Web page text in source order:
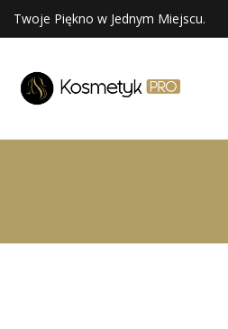
Twoje Piękno w Jednym Miejscu.